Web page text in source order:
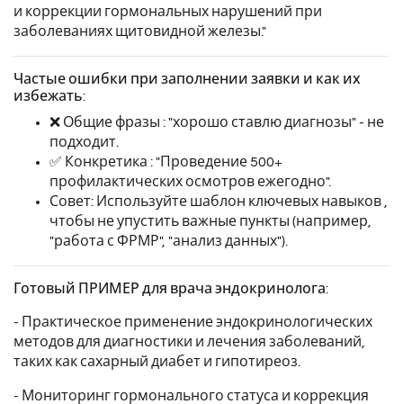
и коррекции гормональных нарушений при
заболеваниях щитовидной железы."
Частые ошибки при заполнении заявки и как их
избежать:
❌ Общие фразы : "хорошо ставлю диагнозы" - не
подходит.
✅ Конкретика : "Проведение 500+
профилактических осмотров ежегодно".
Совет: Используйте шаблон ключевых навыков ,
чтобы не упустить важные пункты (например,
"работа с ФРМР", "анализ данных").
Готовый ПРИМЕР для врача эндокринолога:
- Практическое применение эндокринологических
методов для диагностики и лечения заболеваний,
таких как сахарный диабет и гипотиреоз.
- Мониторинг гормонального статуса и коррекция